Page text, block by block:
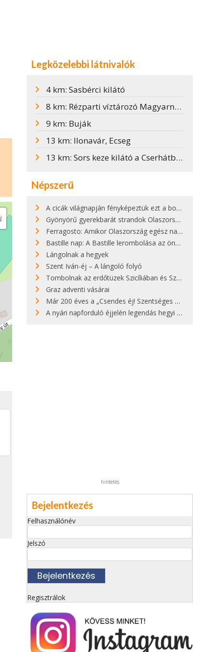
Legközelebbi látnivalók
4 km: Sasbérci kilátó
8 km: Rézparti víztározó Magyarnándorban
9 km: Buják
13 km: Ilonavár, Ecseg
13 km: Sors keze kilátó a Cserhátban
Népszerű
A cicák világnapján fényképeztük ezt a bokor alatt hűsölő cicát Kisorosziban
Gyönyörű gyerekbarát strandok Olaszországban - megmutatjuk a 15 legjobbat
Ferragosto: Amikor Olaszország egész nap nyaral
Bastille nap: A Bastille lerombolása az önkényuralom végét jelentette
Lángolnak a hegyek
Szent Iván-éj – A lángoló folyó
Tombolnak az erdőtüzek Szicíliában és Szardínián
Graz adventi vásárai
Már 200 éves a „Csendes éj! Szentséges éj!”
A nyári napforduló éjjelén legendás hegyi tüzek világítják meg Zugspitzét
hirdetés
Bejelentkezés
Felhasználónév
Jelszó
Regisztrálok